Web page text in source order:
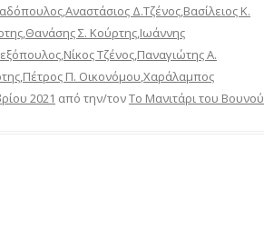
,Αναστάσιος Δ.Τζένος,Βασίλειος Κ.
,Θανάσης Σ. Κούρτης,Ιωάννης
,Νίκος Τζένος,Παναγιώτης Α.
,Πέτρος Π. Οικονόμου,Χαράλαμπος
2021 από την/τονΤο Μανιτάρι του Βουνού